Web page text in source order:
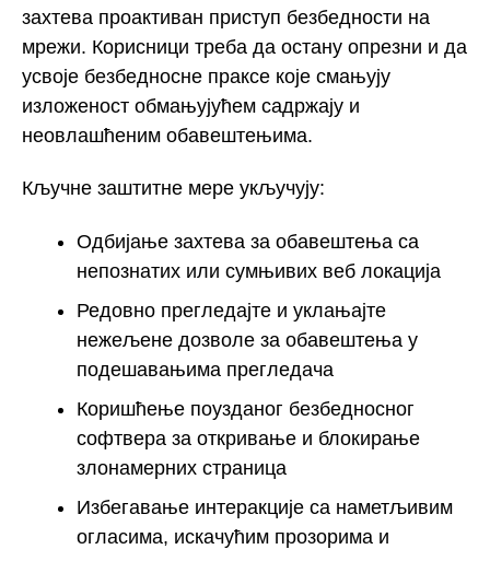
захтева проактиван приступ безбедности на
мрежи. Корисници треба да остану опрезни и да
усвоје безбедносне праксе које смањују
изложеност обмањујућем садржају и
неовлашћеним обавештењима.
Кључне заштитне мере укључују:
Одбијање захтева за обавештења са
непознатих или сумњивих веб локација
Редовно прегледајте и уклањајте
нежељене дозволе за обавештења у
подешавањима прегледача
Коришћење поузданог безбедносног
софтвера за откривање и блокирање
злонамерних страница
Избегавање интеракције са наметљивим
огласима, искачућим прозорима и